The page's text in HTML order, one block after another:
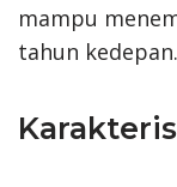
mampu
tahun kedepan.